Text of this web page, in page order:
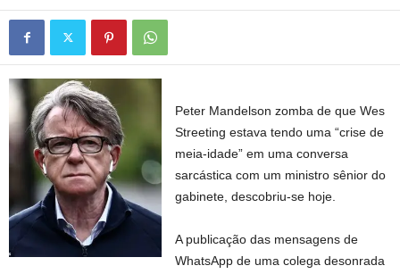
Peter Mandelson zomba de que Wes
Streeting estava tendo uma “crise de
meia-idade” em uma conversa
sarcástica com um ministro sênior do
gabinete, descobriu-se hoje.
A publicação das mensagens de
WhatsApp de uma colega desonrada